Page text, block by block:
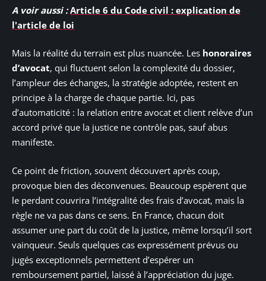
A voir aussi : Article 6 du Code civil : explication de
l'article de loi
Mais la réalité du terrain est plus nuancée. Les honoraires
d’avocat, qui fluctuent selon la complexité du dossier,
l’ampleur des échanges, la stratégie adoptée, restent en
principe à la charge de chaque partie. Ici, pas
d’automaticité : la relation entre avocat et client relève d’un
accord privé que la justice ne contrôle pas, sauf abus
manifeste.
Ce point de friction, souvent découvert après coup,
provoque bien des déconvenues. Beaucoup espèrent que
le perdant couvrira l’intégralité des frais d’avocat, mais la
règle ne va pas dans ce sens. En France, chacun doit
assumer une part du coût de la justice, même lorsqu’il sort
vainqueur. Seuls quelques cas expressément prévus ou
jugés exceptionnels permettent d’espérer un
remboursement partiel, laissé à l’appréciation du juge.